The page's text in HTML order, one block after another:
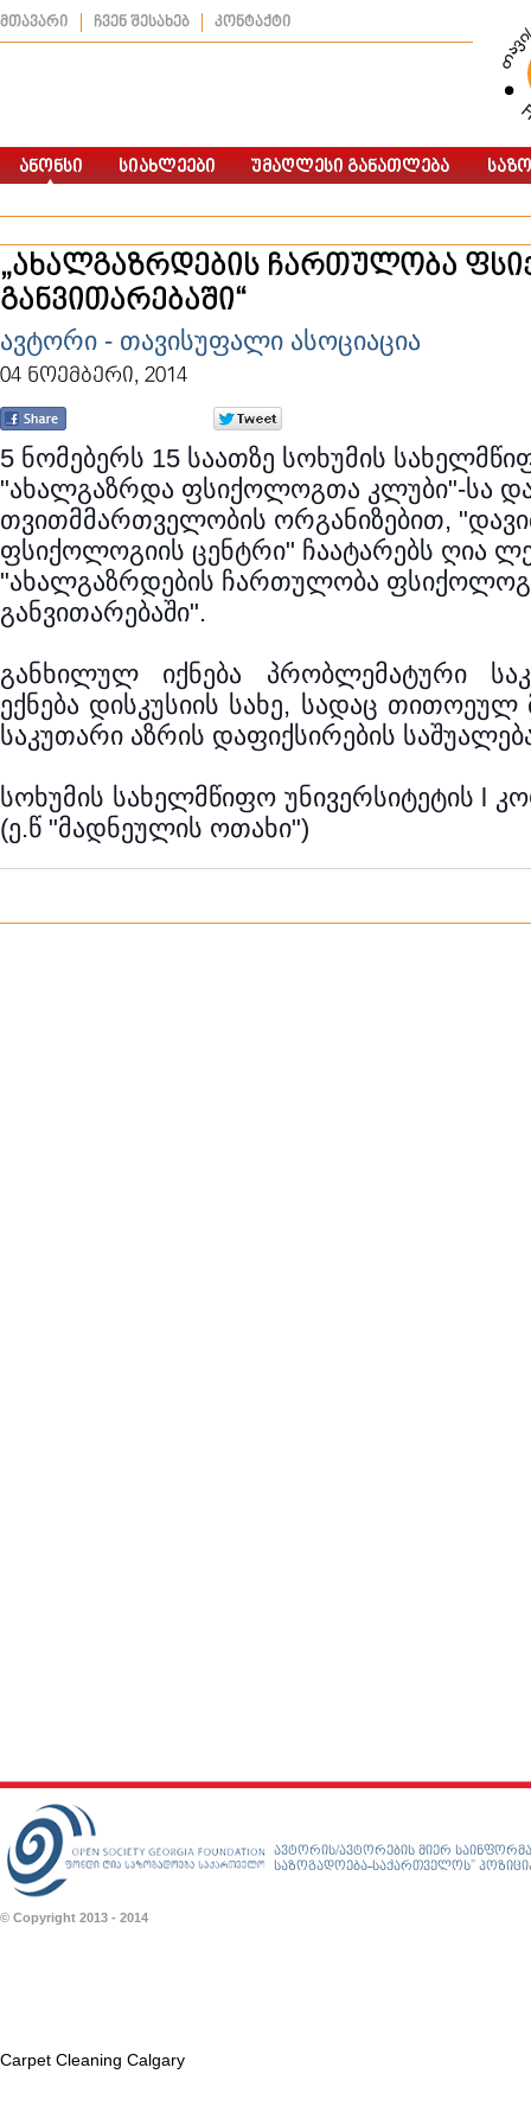
მთავარი ჩვენ შესახებ კონტაქტი
„ახალგაზრდების ჩართულობა
განვითარებაში“
ავტორი - თავისუფალი ასოციაცია
04 ნოემბერი, 2014
5 ნომებერს 15 საათზე სოხუმის
"ახალგაზრდა ფსიქოლოგთა კლუბი"-სა
თვითმმართველობის ორგანიზებით,
ფსიქოლოგიის ცენტრი" ჩაატარებს ღია
"ახალგაზრდების ჩართულობა
განვითარებაში".
განხილულ იქნება პრობლემატური
ექნება დისკუსიის სახე, სადაც თითოეულ
საკუთარი აზრის დაფიქსირების
სოხუმის სახელმწიფო უნივერსიტეტის l
(ე.წ "მადნეულის ოთახი")
ავტორის/ავტორების მიერ
საზოგადოება-საქართველოს”
© Copyright 2013 - 2014
Carpet Cleaning Calgary